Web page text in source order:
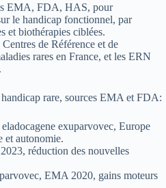
EMA, FDA, HAS, pour
le handicap fonctionnel, par
et biothérapies ciblées.
de Référence et de
rares en France, et les ERN
rare, sources EMA et FDA:
exuparvovec, Europe
et autonomie.
réduction des nouvelles
EMA 2020, gains moteurs